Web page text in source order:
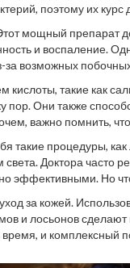
поэтому их курс
мощный препарат
и воспаление.
возможных
такие как
пор. Они также
важно помнить,
такие процедуры,
Доктора часто
эффективными. Но
за кожей.
и лосьонов
время, и